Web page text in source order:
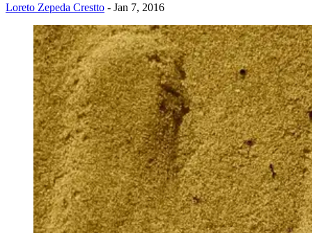
Loreto Zepeda Crestto - Jan 7, 2016